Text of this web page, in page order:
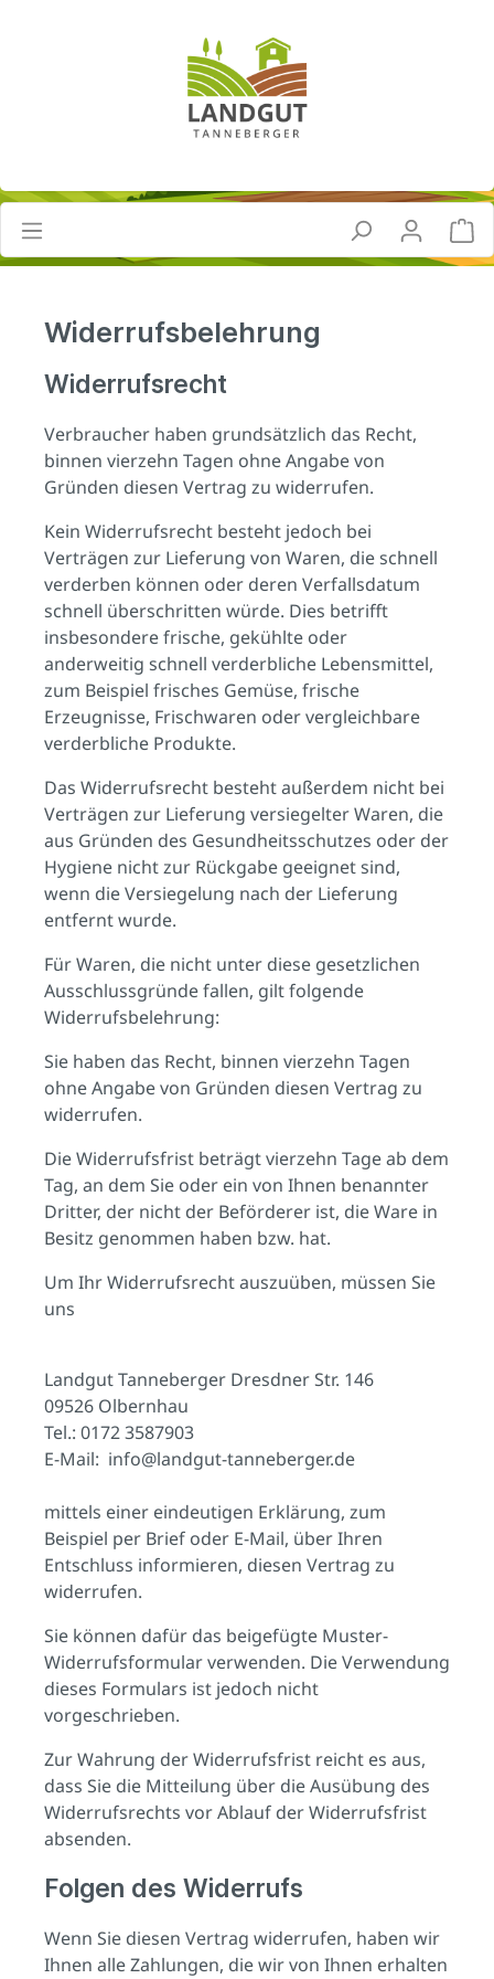
Widerrufsbelehrung
Widerrufsrecht
Verbraucher haben grundsätzlich das Recht,
binnen vierzehn Tagen ohne Angabe von
Gründen diesen Vertrag zu widerrufen.
Kein Widerrufsrecht besteht jedoch bei
Verträgen zur Lieferung von Waren, die schnell
verderben können oder deren Verfallsdatum
schnell überschritten würde. Dies betrifft
insbesondere frische, gekühlte oder
anderweitig schnell verderbliche Lebensmittel,
zum Beispiel frisches Gemüse, frische
Erzeugnisse, Frischwaren oder vergleichbare
verderbliche Produkte.
Das Widerrufsrecht besteht außerdem nicht bei
Verträgen zur Lieferung versiegelter Waren, die
aus Gründen des Gesundheitsschutzes oder der
Hygiene nicht zur Rückgabe geeignet sind,
wenn die Versiegelung nach der Lieferung
entfernt wurde.
Für Waren, die nicht unter diese gesetzlichen
Ausschlussgründe fallen, gilt folgende
Widerrufsbelehrung:
Sie haben das Recht, binnen vierzehn Tagen
ohne Angabe von Gründen diesen Vertrag zu
widerrufen.
Die Widerrufsfrist beträgt vierzehn Tage ab dem
Tag, an dem Sie oder ein von Ihnen benannter
Dritter, der nicht der Beförderer ist, die Ware in
Besitz genommen haben bzw. hat.
Um Ihr Widerrufsrecht auszuüben, müssen Sie
uns
Landgut Tanneberger Dresdner Str. 146
09526 Olbernhau
Tel.: 0172 3587903
E-Mail: info@landgut-tanneberger.de
mittels einer eindeutigen Erklärung, zum
Beispiel per Brief oder E-Mail, über Ihren
Entschluss informieren, diesen Vertrag zu
widerrufen.
Sie können dafür das beigefügte Muster-
Widerrufsformular verwenden. Die Verwendung
dieses Formulars ist jedoch nicht
vorgeschrieben.
Zur Wahrung der Widerrufsfrist reicht es aus,
dass Sie die Mitteilung über die Ausübung des
Widerrufsrechts vor Ablauf der Widerrufsfrist
absenden.
Folgen des Widerrufs
Wenn Sie diesen Vertrag widerrufen, haben wir
Ihnen alle Zahlungen, die wir von Ihnen erhalten